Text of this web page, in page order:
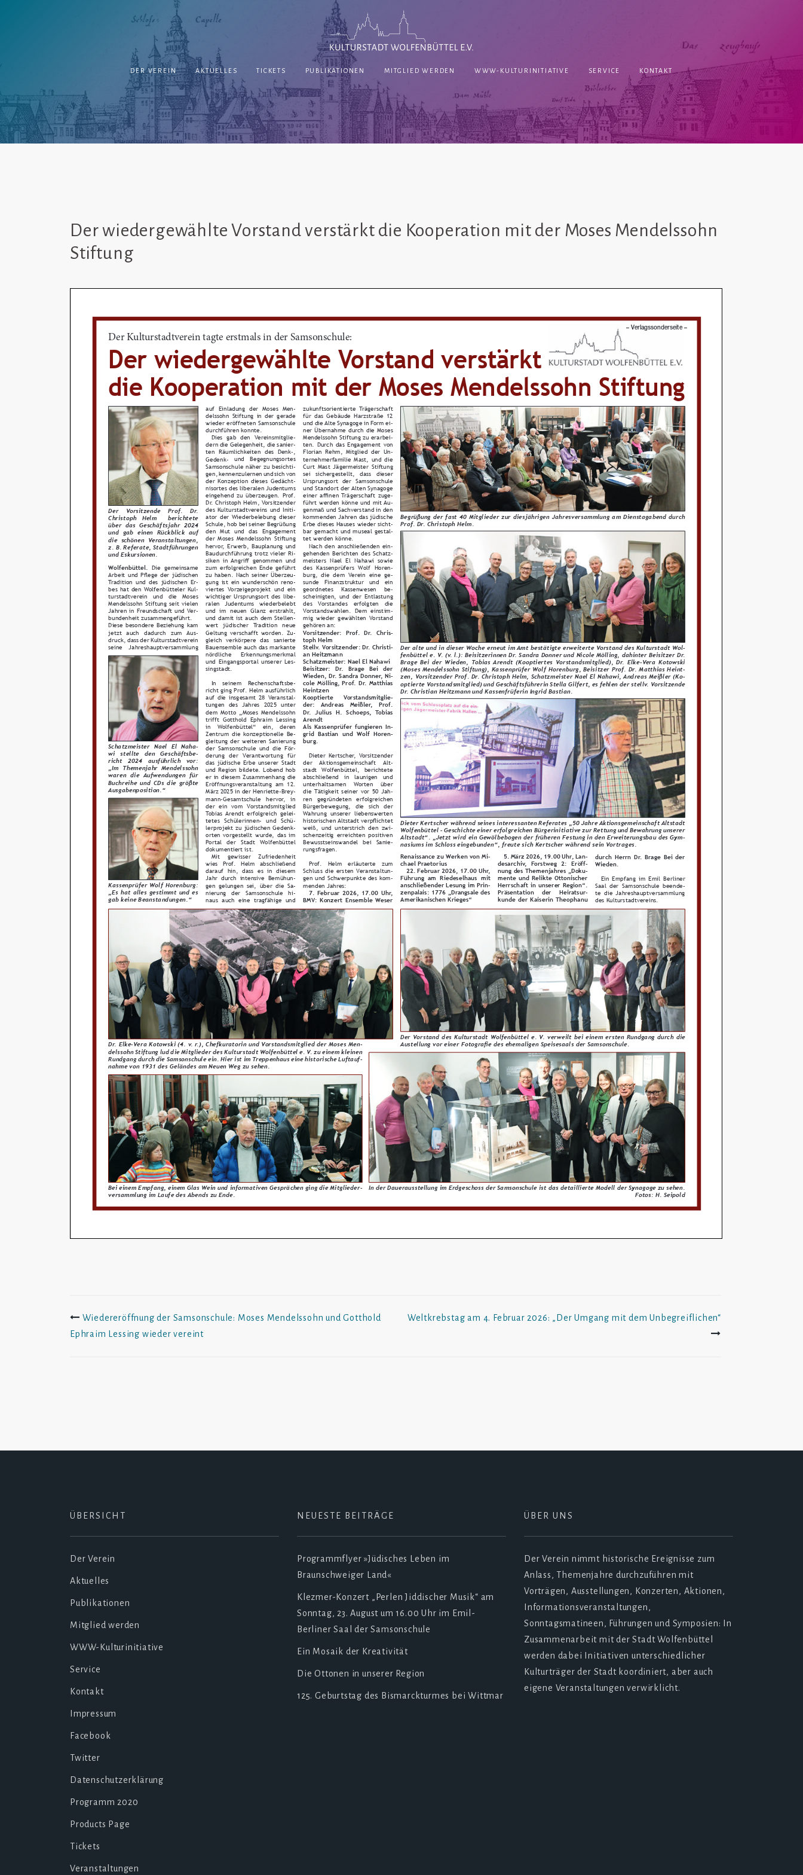
DER VEREIN AKTUELLES TICKETS PUBLIKATIONEN MITGLIED WERDEN WWW-KULTURINITIATIVE SERVICE KONTAKT
Der wiedergewählte Vorstand verstärkt die Kooperation mit der Moses Mendelssohn
Stiftung
Beitrags-
Navigation
Wiedereröffnung der Samsonschule: Moses Mendelssohn und Gotthold
Ephraim Lessing wieder vereint
Weltkrebstag am 4. Februar 2026: „Der Umgang mit dem Unbegreiflichen“
ÜBERSICHT
Der Verein
Aktuelles
Publikationen
Mitglied werden
WWW-Kulturinitiative
Service
Kontakt
Impressum
Facebook
Twitter
Datenschutzerklärung
Programm 2020
Products Page
Tickets
Veranstaltungen
NEUESTE BEITRÄGE
Programmflyer »Jüdisches Leben im
Braunschweiger Land«
Klezmer-Konzert „Perlen Jiddischer Musik“ am
Sonntag, 23. August um 16.00 Uhr im Emil-
Berliner Saal der Samsonschule
Ein Mosaik der Kreativität
Die Ottonen in unserer Region
125. Geburtstag des Bismarckturmes bei Wittmar
ÜBER UNS
Der Verein nimmt historische Ereignisse zum
Anlass, Themenjahre durchzuführen mit
Vorträgen, Ausstellungen, Konzerten, Aktionen,
Informationsveranstaltungen,
Sonntagsmatineen, Führungen und Symposien: In
Zusammenarbeit mit der Stadt Wolfenbüttel
werden dabei Initiativen unterschiedlicher
Kulturträger der Stadt koordiniert, aber auch
eigene Veranstaltungen verwirklicht.